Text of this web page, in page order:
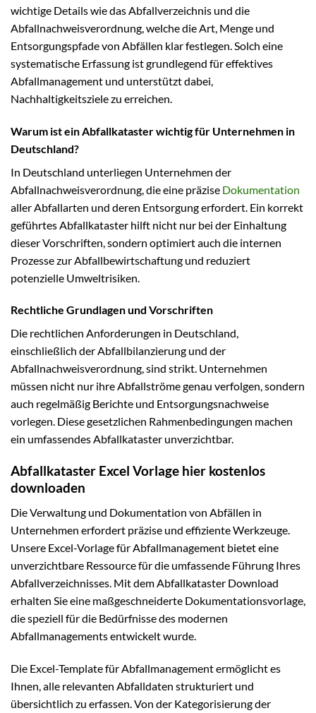
wichtige Details wie das Abfallverzeichnis und die
Abfallnachweisverordnung, welche die Art, Menge und
Entsorgungspfade von Abfällen klar festlegen. Solch eine
systematische Erfassung ist grundlegend für effektives
Abfallmanagement und unterstützt dabei,
Nachhaltigkeitsziele zu erreichen.
Warum ist ein Abfallkataster wichtig für Unternehmen in
Deutschland?
In Deutschland unterliegen Unternehmen der
Abfallnachweisverordnung, die eine präzise Dokumentation
aller Abfallarten und deren Entsorgung erfordert. Ein korrekt
geführtes Abfallkataster hilft nicht nur bei der Einhaltung
dieser Vorschriften, sondern optimiert auch die internen
Prozesse zur Abfallbewirtschaftung und reduziert
potenzielle Umweltrisiken.
Rechtliche Grundlagen und Vorschriften
Die rechtlichen Anforderungen in Deutschland,
einschließlich der Abfallbilanzierung und der
Abfallnachweisverordnung, sind strikt. Unternehmen
müssen nicht nur ihre Abfallströme genau verfolgen, sondern
auch regelmäßig Berichte und Entsorgungsnachweise
vorlegen. Diese gesetzlichen Rahmenbedingungen machen
ein umfassendes Abfallkataster unverzichtbar.
Abfallkataster Excel Vorlage hier kostenlos
downloaden
Die Verwaltung und Dokumentation von Abfällen in
Unternehmen erfordert präzise und effiziente Werkzeuge.
Unsere Excel-Vorlage für Abfallmanagement bietet eine
unverzichtbare Ressource für die umfassende Führung Ihres
Abfallverzeichnisses. Mit dem Abfallkataster Download
erhalten Sie eine maßgeschneiderte Dokumentationsvorlage,
die speziell für die Bedürfnisse des modernen
Abfallmanagements entwickelt wurde.
Die Excel-Template für Abfallmanagement ermöglicht es
Ihnen, alle relevanten Abfalldaten strukturiert und
übersichtlich zu erfassen. Von der Kategorisierung der